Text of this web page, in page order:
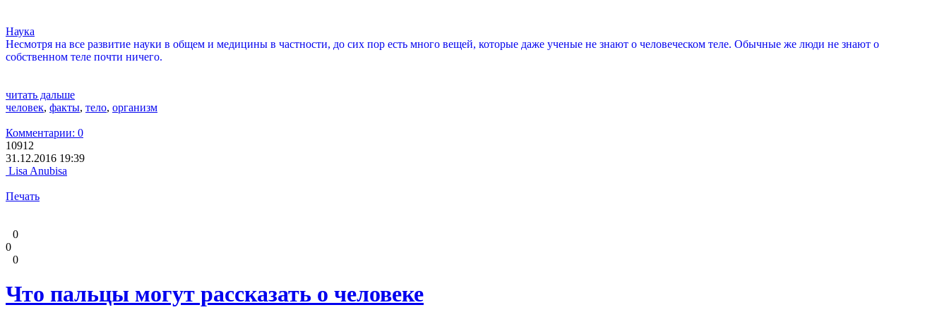
Наука
Несмотря на все развитие науки в общем и медицины в частности, до сих пор есть много вещей, которые даже ученые не знают о человеческом теле. Обычные же люди не знают о
собственном теле почти ничего.
читать дальше
человек, факты, тело, организм
Комментарии: 0
10912
31.12.2016 19:39
Lisa Anubisa
Печать
0
0
0
Что пальцы могут рассказать о человеке